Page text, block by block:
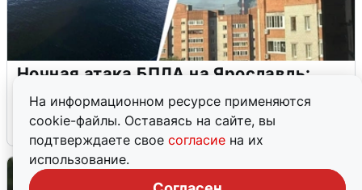
На информационном ресурсе применяются
cookie-файлы. Оставаясь на сайте, вы
подтверждаете свое согласие на их
использование.
Ночная атака БПЛА на Ярославль:
попадания и последствия
6 августа 0